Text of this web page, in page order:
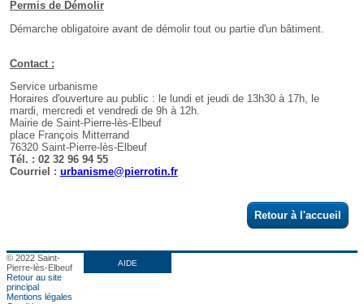
Retour à l'accueil
© 2022 Saint-
Pierre-lès-Elbeuf
Retour au site
principal
Mentions légales
AIDE